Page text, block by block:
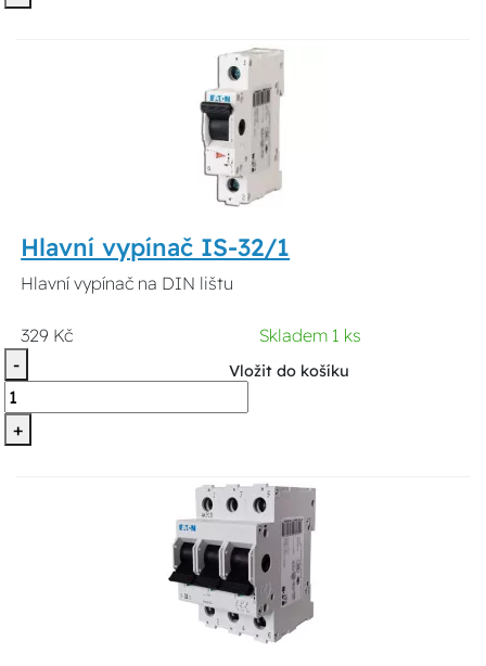
Hlavní vypínač IS-32/1
Hlavní vypínač na DIN lištu
329 Kč
Skladem 1 ks
-
+
Vložit do košíku